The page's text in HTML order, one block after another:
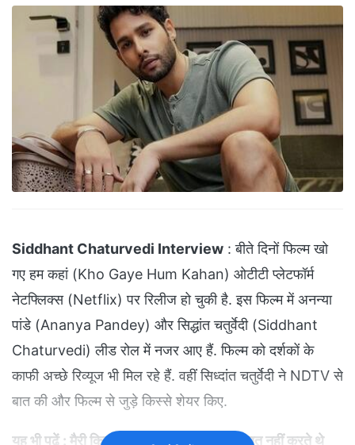
Siddhant Chaturvedi Interview : बीते दिनों फिल्म खो
गए हम कहां (Kho Gaye Hum Kahan) ओटीटी प्लेटफॉर्म
नेटफ्लिक्स (Netflix) पर रिलीज हो चुकी है. इस फिल्म में अनन्या
पांडे (Ananya Pandey) और सिद्धांत चतुर्वेदी (Siddhant
Chaturvedi) लीड रोल में नजर आए हैं. फिल्म को दर्शकों के
काफी अच्छे रिव्यूज भी मिल रहे हैं. वहीं सिध्दांत चतुर्वेदी ने NDTV से
बात की और फिल्म से जुड़े किस्से शेयर किए.
यह भी पढ़ें : मैरी क्रिसमस के सेट पर कैटरीना से बात नहीं करते थे